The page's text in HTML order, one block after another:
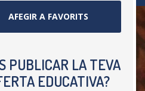
AFEGIR A FAVORITS
PUBLICAR LA TEVA
EDUCATIVA?